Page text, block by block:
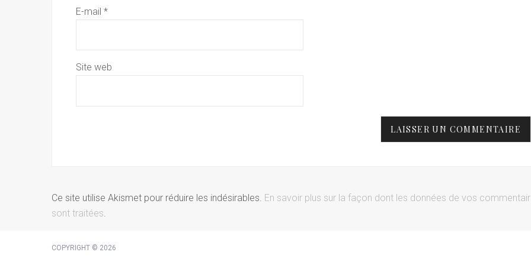
E-mail *
Site web
Ce site utilise Akismet pour réduire les indésirables. En savoir plus sur la façon dont les données de vos
sont traitées.
COPYRIGHT © 2026